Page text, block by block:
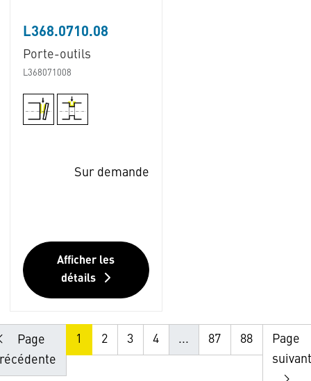
L368.0710.08
Porte-outils
L368071008
Sur demande
Afficher les
détails
Page
1 2 3 4 ... 87 88
Page